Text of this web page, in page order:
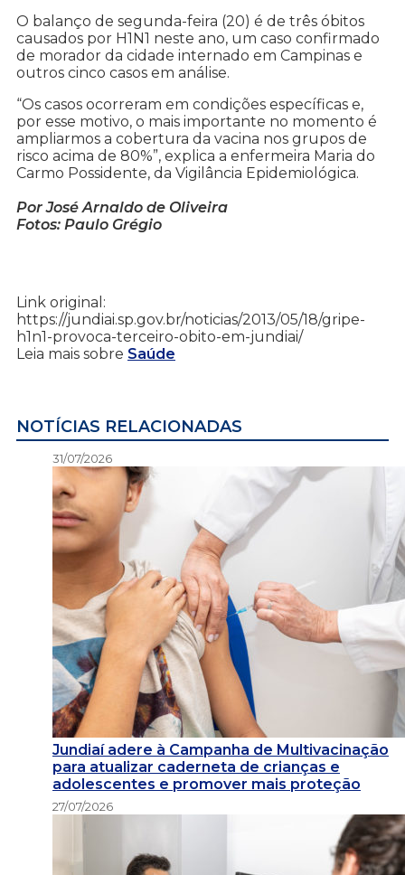
O balanço de segunda-feira (20) é de três óbitos
causados por H1N1 neste ano, um caso confirmado
de morador da cidade internado em Campinas e
outros cinco casos em análise.
“Os casos ocorreram em condições específicas e,
por esse motivo, o mais importante no momento é
ampliarmos a cobertura da vacina nos grupos de
risco acima de 80%”, explica a enfermeira Maria do
Carmo Possidente, da Vigilância Epidemiológica.
Por José Arnaldo de Oliveira
Fotos: Paulo Grégio
Link original:
https://jundiai.sp.gov.br/noticias/2013/05/18/gripe-
h1n1-provoca-terceiro-obito-em-jundiai/
Leia mais sobre Saúde
NOTÍCIAS RELACIONADAS
31/07/2026
Jundiaí adere à Campanha de Multivacinação
para atualizar caderneta de crianças e
adolescentes e promover mais proteção
27/07/2026